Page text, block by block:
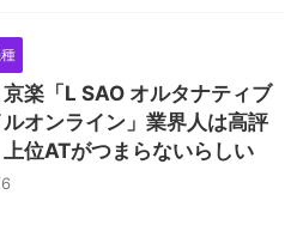
京楽「L SAO オルタナティブ
オンライン」業界人は高評
位ATがつまらないらしい